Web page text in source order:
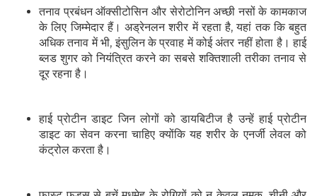
तनाव प्रबंधन ऑक्सीटोसिन और सेरोटोनिन अच्छी नसों के कामकाज
के लिए जिम्मेदार हैं। अड्रेनलन शरीर में रहता है, यहां तक ​​कि बहुत
अधिक तनाव में भी, इंसुलिन के प्रवाह में कोई अंतर नहीं होता है। हाई
ब्लड शुगर को नियंत्रित करने का सबसे शक्तिशाली तरीका तनाव से
दूर रहना है।
हाई प्रोटीन डाइट जिन लोगों को डायबिटीज है उन्हें हाई प्रोटीन
डाइट का सेवन करना चाहिए क्योंकि यह शरीर के एनर्जी लेवल को
कंट्रोल करता है।